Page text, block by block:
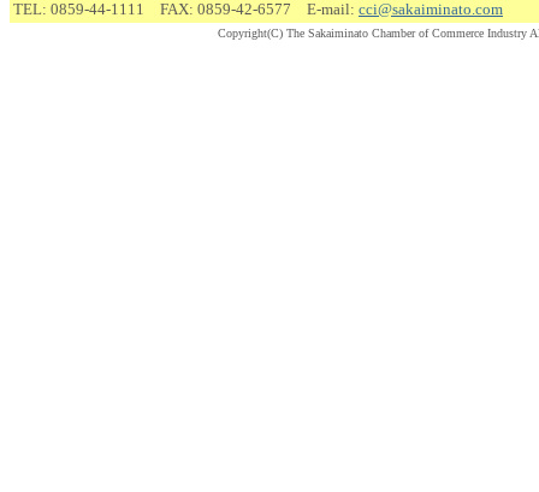
TEL: 0859-44-1111 FAX: 0859-42-6577 E-mail: cci@sakaiminato.com
Copyright(C) The Sakaiminato Chamber of Commerce Industry